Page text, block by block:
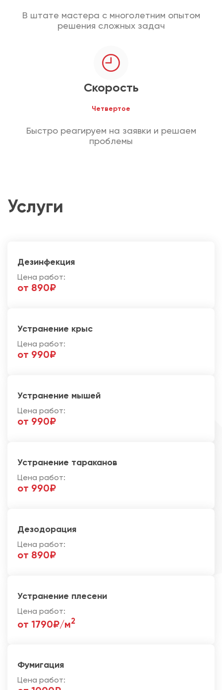
В штате мастера с многолетним опытом
решения сложных задач
Скорость
Четвертое
Быстро реагируем на заявки и решаем
проблемы
Услуги
Дезинфекция
Цена работ:
от 890₽
Устранение крыс
Цена работ:
от 990₽
Устранение мышей
Цена работ:
от 990₽
Устранение тараканов
Цена работ:
от 990₽
Дезодорация
Цена работ:
от 890₽
Устранение плесени
Цена работ:
от 1790₽/м2
Фумигация
Цена работ: